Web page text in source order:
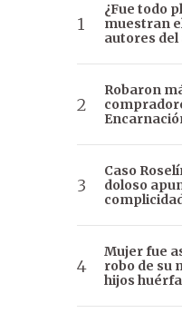
¿Fue todo
muestran
autores
Robaron
Caso
doloso
Mujer fue
robo de su
hijos